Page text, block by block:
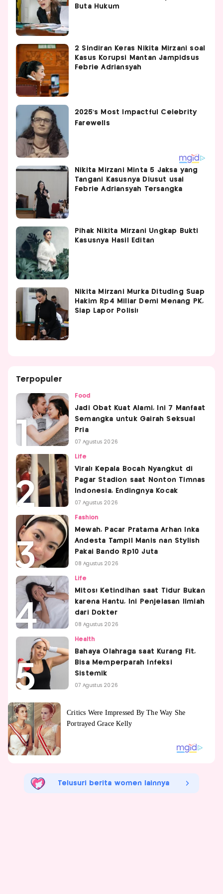
Buta Hukum
2 Sindiran Keras Nikita Mirzani soal
Kasus Korupsi Mantan Jampidsus
Febrie Adriansyah
Nikita Mirzani Minta 5 Jaksa yang
Tangani Kasusnya Diusut usai
Febrie Adriansyah Tersangka
Pihak Nikita Mirzani Ungkap Bukti
Kasusnya Hasil Editan
Nikita Mirzani Murka Dituding Suap
Hakim Rp4 Miliar Demi Menang PK,
Siap Lapor Polisi!
Terpopuler
Food
Jadi Obat Kuat Alami, Ini 7 Manfaat
Semangka untuk Gairah Seksual
Pria
07 Agustus 2026
Life
Viral! Kepala Bocah Nyangkut di
Pagar Stadion saat Nonton Timnas
Indonesia, Endingnya Kocak
07 Agustus 2026
Fashion
Mewah, Pacar Pratama Arhan Inka
Andesta Tampil Manis nan Stylish
Pakai Bando Rp10 Juta
08 Agustus 2026
Life
Mitos! Ketindihan saat Tidur Bukan
karena Hantu, Ini Penjelasan Ilmiah
dari Dokter
08 Agustus 2026
Health
Bahaya Olahraga saat Kurang Fit,
Bisa Memperparah Infeksi
Sistemik
07 Agustus 2026
Telusuri berita women lainnya